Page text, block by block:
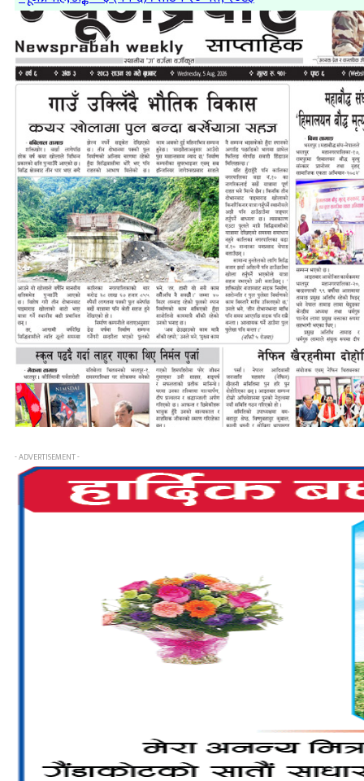
- ADVERTISEMENT -